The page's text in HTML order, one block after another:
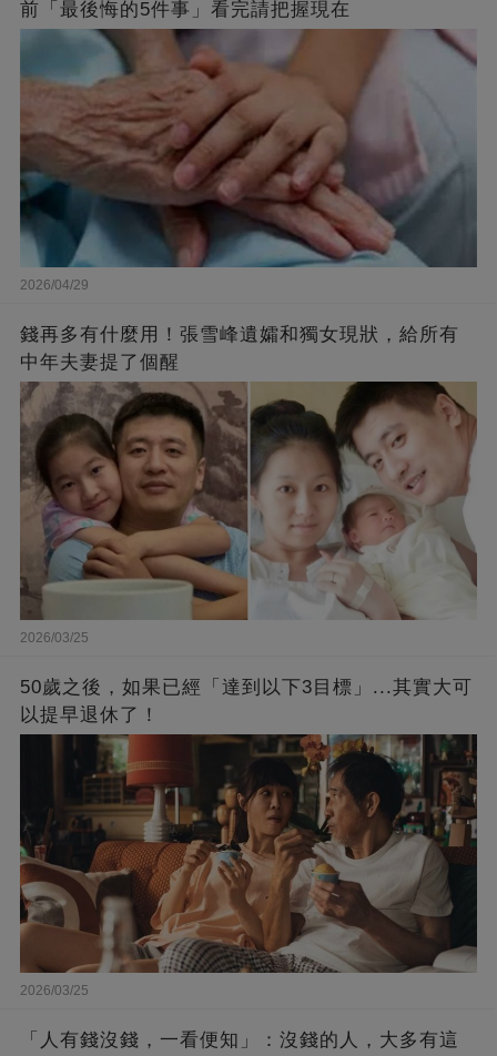
前「最後悔的5件事」看完請把握現在
2026/04/29
錢再多有什麼用！張雪峰遺孀和獨女現狀，給所有
中年夫妻提了個醒
2026/03/25
50歲之後，如果已經「達到以下3目標」...其實大可
以提早退休了！
2026/03/25
「人有錢沒錢，一看便知」：沒錢的人，大多有這